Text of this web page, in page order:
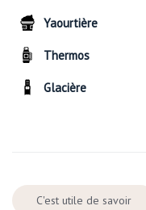
Yaourtière
Thermos
Glacière
C'est utile de savoir